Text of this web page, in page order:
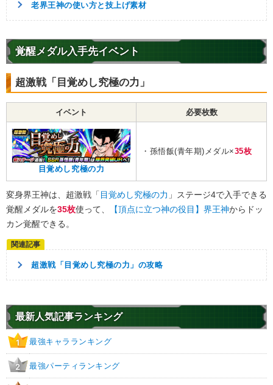
【一致するリンクスキル(
魔術の使い手
【一致するカテゴリー(0)】
キビト神
2.0 /10点
【発動リンク効果】
・ATK+25%
・DEF+20%
【一致するリンクスキル(
的確なアシスト
冷静な判断
魔術の使い手
【一致するカテゴリー(4)】
神次元
魔人ブウ編
ポタラ
融合/合体戦士
1.0 /10点
・ATK+15%
・DEF+20%
・敵のDEF-10%
【一致するカテゴリー(
【発動リンク効果】
・ ATK+30%
・DEF+20%
老界王神の使い方と技上げ素材
覚醒メダル入手先イベント
超激戦「目覚めし究極の力」
イベント 必要枚数
目覚めし究極の力
・孫悟飯(青年期)メダル×35枚
変身界王神は、超激戦「 目覚めし究極の力 」ステージ4で入手できる
覚醒メダルを35枚使って、 【頂点に立つ神の役目】界王神からドッ
カン覚醒できる。
超激戦「目覚めし究極の力」の攻略
最新人気記事ランキング
1 最強キャラランキング
2 最強パーティランキング